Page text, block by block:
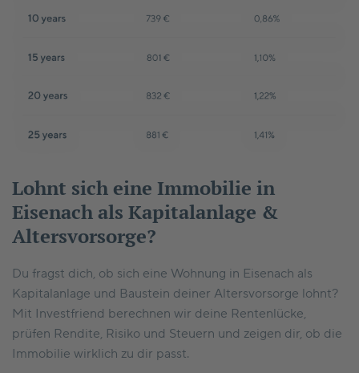
Lohnt sich eine Immobilie in
Eisenach als Kapitalanlage &
Altersvorsorge?
Du fragst dich, ob sich eine Wohnung in Eisenach als
Kapitalanlage und Baustein deiner Altersvorsorge lohnt?
Mit Investfriend berechnen wir deine Rentenlücke,
prüfen Rendite, Risiko und Steuern und zeigen dir, ob die
Immobilie wirklich zu dir passt.